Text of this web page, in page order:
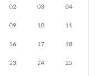
02 03 04
09 10 11
16 17 18
23 24 25